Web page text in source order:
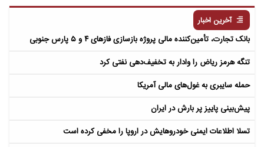
آخرین اخبار
بانک تجارت، تأمین‌کننده مالی پروژه بازسازی فازهای ۴ و ۵ پارس جنوبی
تنگه هرمز ریاض را وادار به تخفیف‌دهی نفتی کرد
حمله سایبری به غول‌های مالی آمریکا
پیش‌بینی پاییز پر بارش در ایران
تسلا اطلاعات ایمنی خودروهایش در اروپا را مخفی کرده است